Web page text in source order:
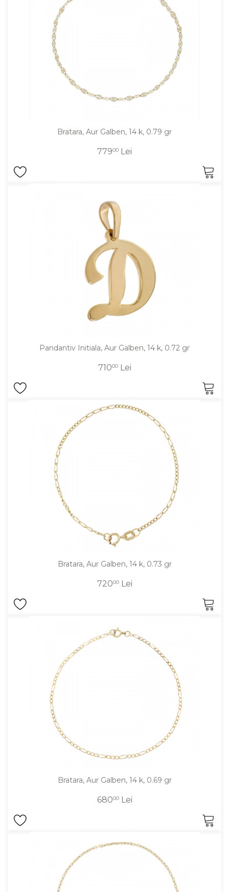
Bratara, Aur Galben, 14 k, 0.79 gr
77900 Lei
Pandantiv Initiala, Aur Galben, 14 k, 0.72 gr
71000Lei
Bratara, Aur Galben, 14 k, 0.73 gr
72000Lei
Bratara, Aur Galben, 14 k, 0.69 gr
68000Lei